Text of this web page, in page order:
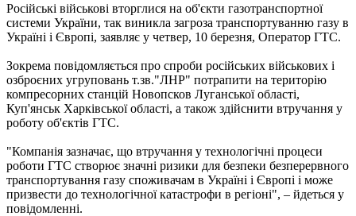
Російські військові вторглися на об'єкти газотранспортної
системи України, так виникла загроза транспортуванню газу в
Україні і Європі, заявляє у четвер, 10 березня, Оператор ГТС.
Зокрема повідомляється про спроби російських військових і
озброєних угруповань т.зв."ЛНР" потрапити на територію
компресорних станцій Новопсков Луганської області,
Куп'янськ Харківської області, а також здійснити втручання у
роботу об'єктів ГТС.
"Компанія зазначає, що втручання у технологічні процеси
роботи ГТС створює значні ризики для безпеки безперервного
транспортування газу споживачам в Україні і Європі і може
призвести до технологічної катастрофи в регіоні", – йдеться у
повідомленні.